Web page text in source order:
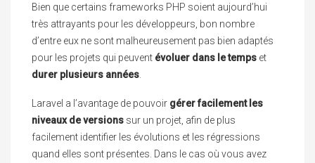
Bien que certains frameworks PHP soient aujourd’hui
très attrayants pour les développeurs, bon nombre
d’entre eux ne sont malheureusement pas bien adaptés
pour les projets qui peuvent évoluer dans le temps et
durer plusieurs années
Laravel a l’avantage de pouvoir gérer facilement les
niveaux de versions sur un projet, afin de plus
facilement identifier les évolutions et les régressions
quand elles sont présentes. Dans le cas où vous avez